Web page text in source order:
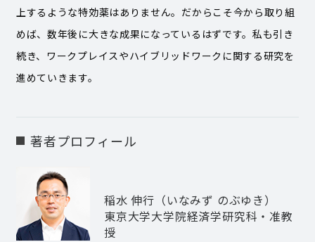
上するような特効薬はありません。だからこそ今から取り組
めば、数年後に大きな成果になっているはずです。私も引き
続き、ワークプレイスやハイブリッドワークに関する研究を
進めていきます。
著者プロフィール
稲水 伸行（いなみず のぶゆき）
東京大学大学院経済学研究科・准教
授